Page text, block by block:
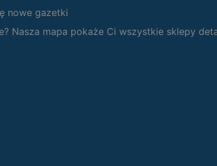
nowe gazetki
Nasza mapa pokaże Ci wszystkie sklepy